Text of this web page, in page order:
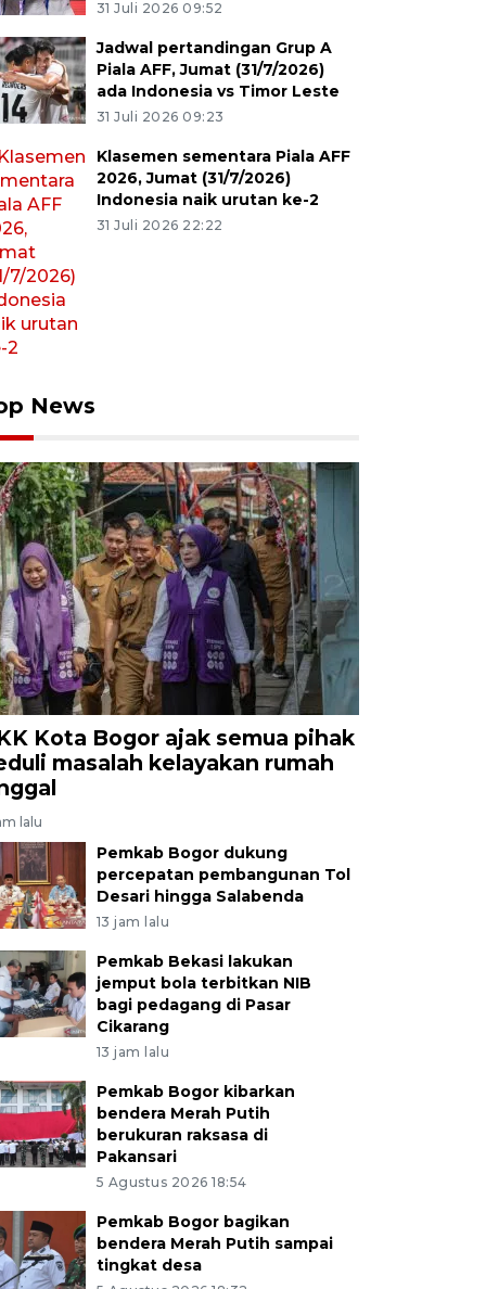
31 Juli 2026 09:52
Jadwal pertandingan Grup A
Piala AFF, Jumat (31/7/2026)
ada Indonesia vs Timor Leste
31 Juli 2026 09:23
Klasemen sementara Piala AFF
2026, Jumat (31/7/2026)
Indonesia naik urutan ke-2
31 Juli 2026 22:22
News
Kota Bogor ajak semua pihak
masalah kelayakan rumah
lalu
Pemkab Bogor dukung
percepatan pembangunan Tol
Desari hingga Salabenda
13 jam lalu
Pemkab Bekasi lakukan
jemput bola terbitkan NIB
bagi pedagang di Pasar
Cikarang
13 jam lalu
Pemkab Bogor kibarkan
bendera Merah Putih
berukuran raksasa di
Pakansari
5 Agustus 2026 18:54
Pemkab Bogor bagikan
bendera Merah Putih sampai
tingkat desa